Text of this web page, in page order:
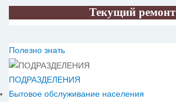
Текущий ремонт
Полезно знать
ПОДРАЗДЕЛЕНИЯ
Бытовое обслуживание населения